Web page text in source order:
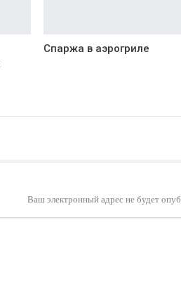
Спаржа в аэрогриле
Ваш электронный адрес не будет